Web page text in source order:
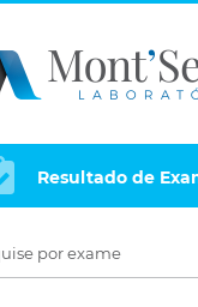
Resultado de
Pesquise